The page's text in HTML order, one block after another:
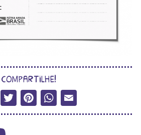
compartilhe!
Facebook
Twitter
Pinterest
WhatsApp